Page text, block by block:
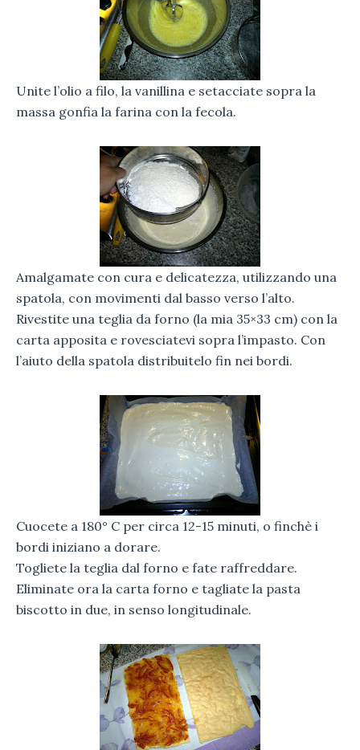
Unite l’olio a filo, la vanillina e setacciate sopra la
massa gonfia la farina con la fecola.
Amalgamate con cura e delicatezza, utilizzando una
spatola, con movimenti dal basso verso l’alto.
Rivestite una teglia da forno (la mia 35×33 cm) con la
carta apposita e rovesciatevi sopra l’impasto. Con
l’aiuto della spatola distribuitelo fin nei bordi.
Cuocete a 180° C per circa 12-15 minuti, o finchè i
bordi iniziano a dorare.
Togliete la teglia dal forno e fate raffreddare.
Eliminate ora la carta forno e tagliate la pasta
biscotto in due, in senso longitudinale.